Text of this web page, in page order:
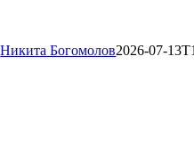
Никита Богомолов2026-07-